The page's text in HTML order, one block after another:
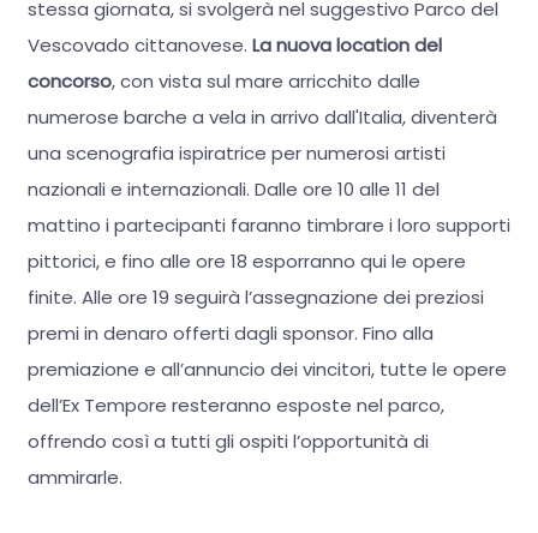
stessa giornata, si svolgerà nel suggestivo Parco del
Vescovado cittanovese. La nuova location del
concorso, con vista sul mare arricchito dalle
numerose barche a vela in arrivo dall'Italia, diventerà
una scenografia ispiratrice per numerosi artisti
nazionali e internazionali. Dalle ore 10 alle 11 del
mattino i partecipanti faranno timbrare i loro supporti
pittorici, e fino alle ore 18 esporranno qui le opere
finite. Alle ore 19 seguirà l’assegnazione dei preziosi
premi in denaro offerti dagli sponsor. Fino alla
premiazione e all’annuncio dei vincitori, tutte le opere
dell’Ex Tempore resteranno esposte nel parco,
offrendo così a tutti gli ospiti l’opportunità di
ammirarle.